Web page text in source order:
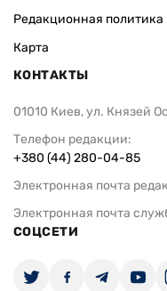
Редакционная политика
Карта
КОНТАКТЫ
01010 Киев, ул. Князей
Телефон редакции:
+380 (44) 280-04-85
Электронная почта
Электронная почта
СОЦСЕТИ